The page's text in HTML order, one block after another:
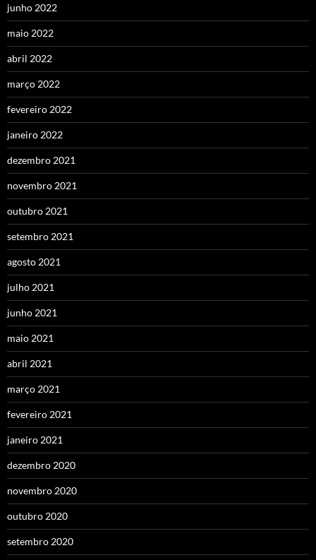
junho 2022
maio 2022
abril 2022
março 2022
fevereiro 2022
janeiro 2022
dezembro 2021
novembro 2021
outubro 2021
setembro 2021
agosto 2021
julho 2021
junho 2021
maio 2021
abril 2021
março 2021
fevereiro 2021
janeiro 2021
dezembro 2020
novembro 2020
outubro 2020
setembro 2020